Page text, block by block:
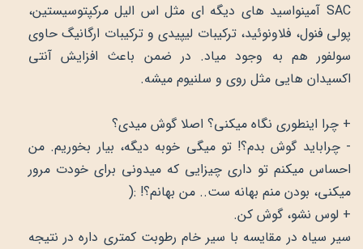
SAC آمینواسید های دیگه ای مثل اس الیل مرکپتوسیستین،
پولی فنول، فلاونوئید، ترکیبات لیپیدی و ترکیبات ارگانیگ حاوی
سولفور هم به وجود میاد. در ضمن باعث افزایش آنتی
اکسیدان هایی مثل روی و سلنیوم میشه.
+ چرا اینطوری نگاه میکنی؟ اصلا گوش میدی؟
- چراباید گوش بدم؟! تو میگی خوبه دیگه، بیار بخوریم. من
احساس میکنم تو داری چیزایی که میدونی برای خودت مرور
میکنی، بودن منم بهانه ست.. من بهانم؟! :(
+ لوس نشو، گوش کن.
سیر سیاه در مقایسه با سیر خام رطوبت کمتری داره در نتیجه